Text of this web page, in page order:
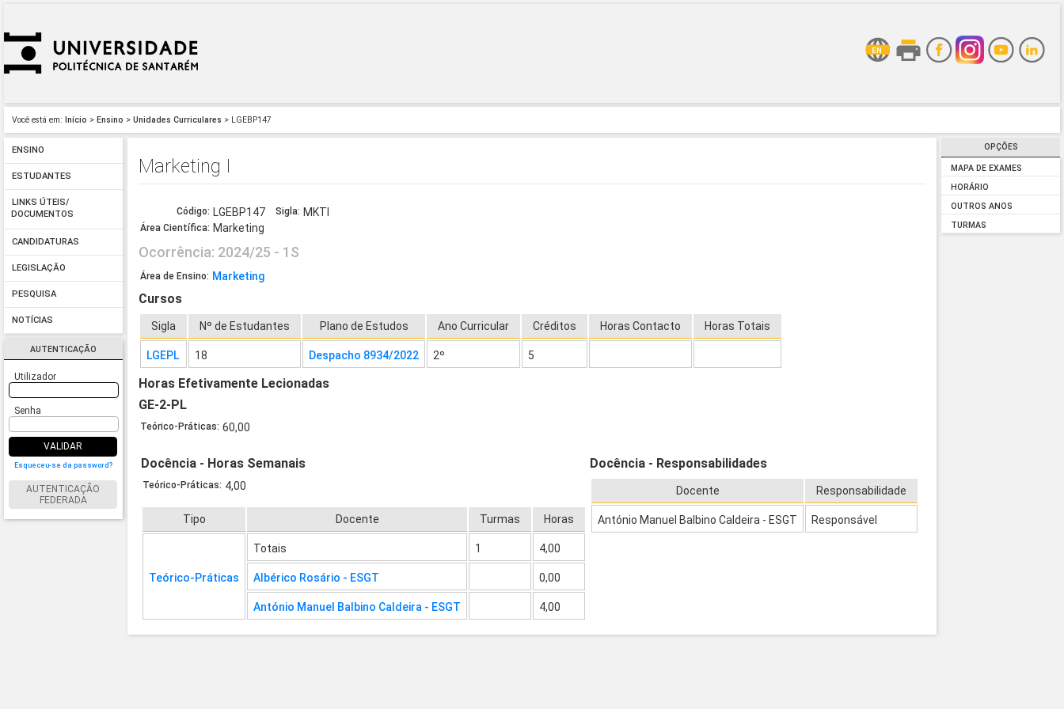
Você está em: Início > Ensino > Unidades Curriculares > LGEBP147
ENSINO
ESTUDANTES
LINKS ÚTEIS/
DOCUMENTOS
CANDIDATURAS
LEGISLAÇÃO
PESQUISA
NOTÍCIAS
AUTENTICAÇÃO
Utilizador
Senha
VALIDAR
Esqueceu-se da password?
AUTENTICAÇÃO
FEDERADA
OPÇÕES
MAPA DE EXAMES
HORÁRIO
OUTROS ANOS
TURMAS
Marketing I
Código: LGEBP147 Sigla: MKTI
Área Científica: Marketing
Ocorrência: 2024/25 - 1S
Área de Ensino: Marketing
Cursos
Sigla Nº de Estudantes Plano de Estudos Ano Curricular Créditos Horas Contacto Horas Totais
LGEPL 18 Despacho 8934/2022 2º 5
Horas Efetivamente Lecionadas
GE-2-PL
Teórico-Práticas: 60,00
Docência - Horas Semanais
Teórico-Práticas: 4,00
Tipo Docente Turmas Horas
Teórico-Práticas
Totais 1 4,00
Albérico Rosário - ESGT 0,00
António Manuel Balbino Caldeira - ESGT 4,00
Docência - Responsabilidades
Docente Responsabilidade
António Manuel Balbino Caldeira - ESGT Responsável